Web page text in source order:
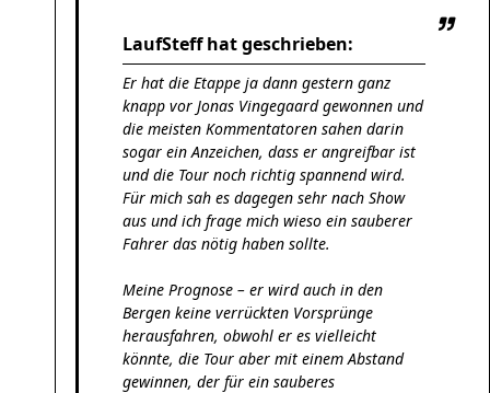
LaufSteff hat geschrieben:
Er hat die Etappe ja dann gestern ganz
knapp vor Jonas Vingegaard gewonnen und
die meisten Kommentatoren sahen darin
sogar ein Anzeichen, dass er angreifbar ist
und die Tour noch richtig spannend wird.
Für mich sah es dagegen sehr nach Show
aus und ich frage mich wieso ein sauberer
Fahrer das nötig haben sollte.
Meine Prognose – er wird auch in den
Bergen keine verrückten Vorsprünge
herausfahren, obwohl er es vielleicht
könnte, die Tour aber mit einem Abstand
gewinnen, der für ein sauberes